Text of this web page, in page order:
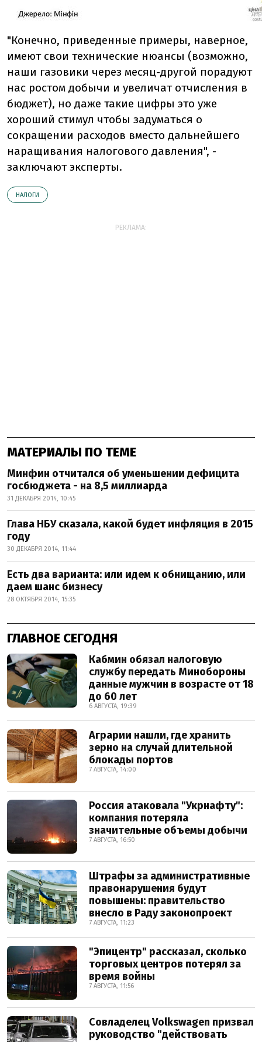
"Конечно, приведенные примеры, наверное,
имеют свои технические нюансы (возможно,
наши газовики через месяц-другой порадуют
нас ростом добычи и увеличат отчисления в
бюджет), но даже такие цифры это уже
хороший стимул чтобы задуматься о
сокращении расходов вместо дальнейшего
наращивания налогового давления", -
заключают эксперты.
НАЛОГИ
РЕКЛАМА:
МАТЕРИАЛЫ ПО ТЕМЕ
Минфин отчитался об уменьшении дефицита
госбюджета - на 8,5 миллиарда
31 ДЕКАБРЯ 2014, 10:45
Глава НБУ сказала, какой будет инфляция в 2015
году
30 ДЕКАБРЯ 2014, 11:44
Есть два варианта: или идем к обнищанию, или
даем шанс бизнесу
28 ОКТЯБРЯ 2014, 15:35
ГЛАВНОЕ СЕГОДНЯ
Кабмин обязал налоговую
службу передать Минобороны
данные мужчин в возрасте от 18
до 60 лет
6 АВГУСТА, 19:39
Аграрии нашли, где хранить
зерно на случай длительной
блокады портов
7 АВГУСТА, 14:00
Россия атаковала "Укрнафту":
компания потеряла
значительные объемы добычи
7 АВГУСТА, 16:50
Штрафы за административные
правонарушения будут
повышены: правительство
внесло в Раду законопроект
7 АВГУСТА, 11:23
"Эпицентр" рассказал, сколько
торговых центров потерял за
время войны
7 АВГУСТА, 11:56
Совладелец Volkswagen призвал
руководство "действовать